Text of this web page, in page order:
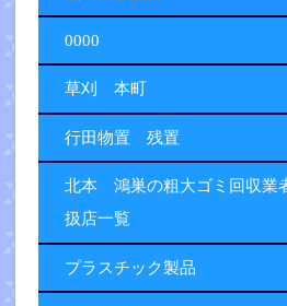
0000
草刈 本町
行田物置 残置
北本 鴻巣の粗大ゴミ回収業
扱店一覧
プラスチック製品